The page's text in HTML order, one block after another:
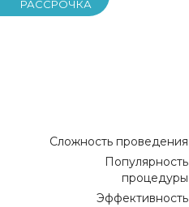
РАССРОЧКА
Сложность проведения
Популярность
процедуры
Эффективность